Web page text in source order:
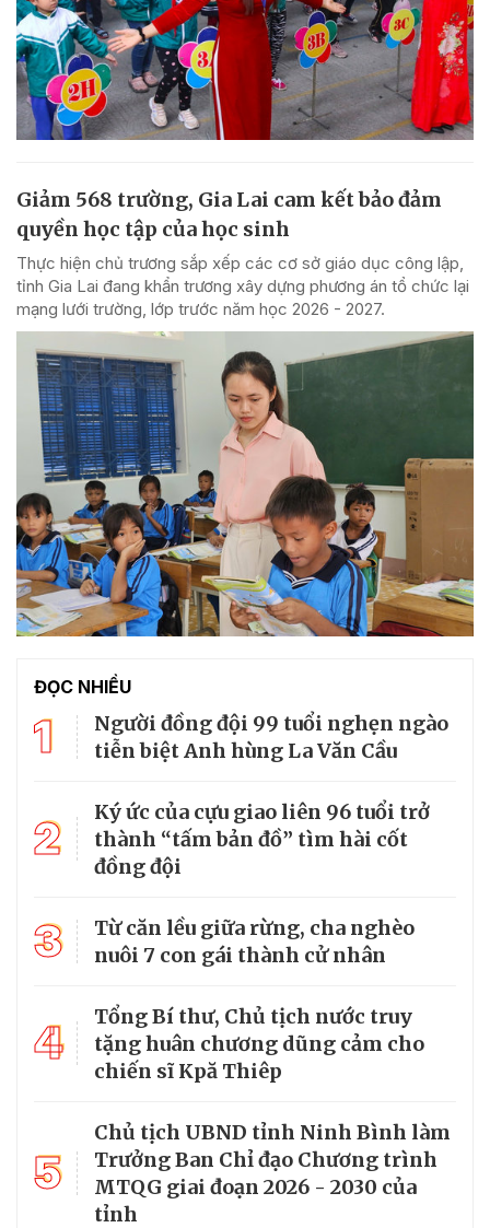
Giảm 568 trường, Gia Lai cam kết bảo đảm
quyền học tập của học sinh
Thực hiện chủ trương sắp xếp các cơ sở giáo dục công lập,
tỉnh Gia Lai đang khẩn trương xây dựng phương án tổ chức lại
mạng lưới trường, lớp trước năm học 2026 - 2027.
ĐỌC NHIỀU
1
Người đồng đội 99 tuổi nghẹn ngào
tiễn biệt Anh hùng La Văn Cầu
2
Ký ức của cựu giao liên 96 tuổi trở
thành “tấm bản đồ” tìm hài cốt
đồng đội
3
Từ căn lều giữa rừng, cha nghèo
nuôi 7 con gái thành cử nhân
4
Tổng Bí thư, Chủ tịch nước truy
tặng huân chương dũng cảm cho
chiến sĩ Kpă Thiêp
5
Chủ tịch UBND tỉnh Ninh Bình làm
Trưởng Ban Chỉ đạo Chương trình
MTQG giai đoạn 2026 - 2030 của
tỉnh